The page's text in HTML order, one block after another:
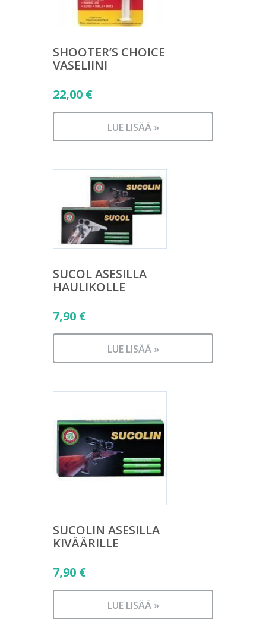
SHOOTER’S CHOICE
VASELIINI
22,00 €
LUE LISÄÄ »
SUCOL ASESILLA
HAULIKOLLE
7,90 €
LUE LISÄÄ »
SUCOLIN ASESILLA
KIVÄÄRILLE
7,90 €
LUE LISÄÄ »